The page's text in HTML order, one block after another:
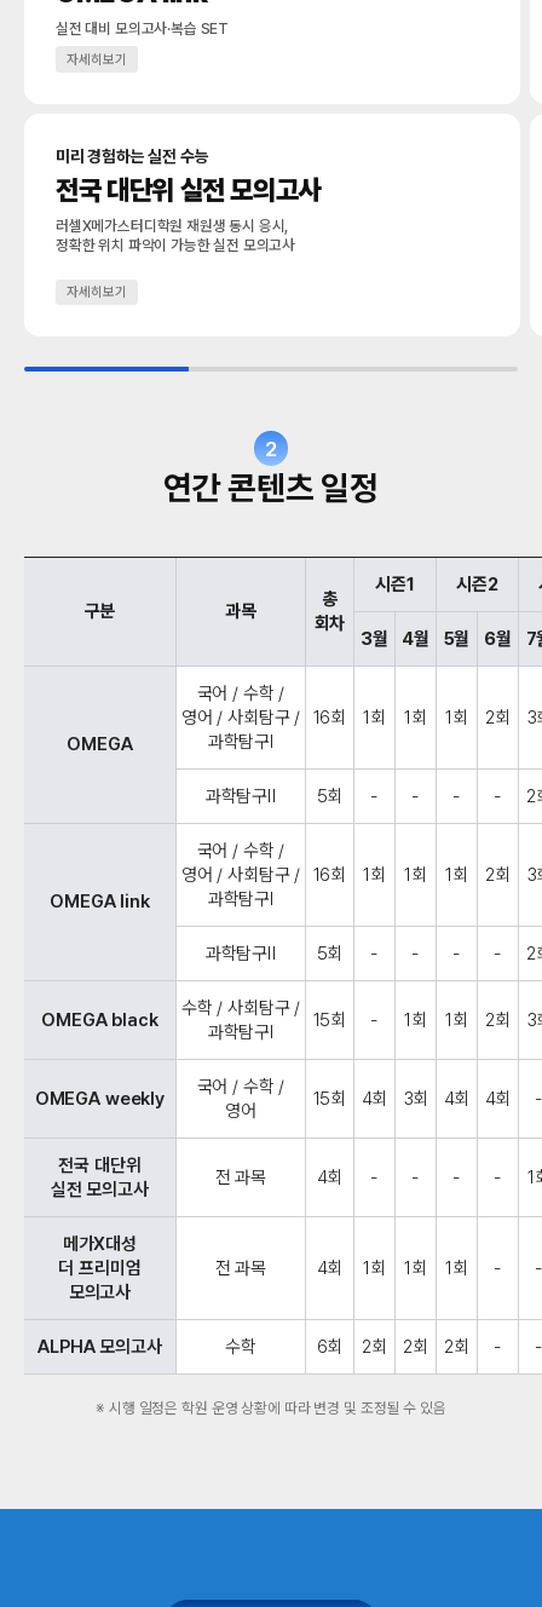
실전 대비 모의고사·복습 SET
자세히보기
미리 경험하는 실전 수능
전국 대단위 실전 모의고사
러셀X메가스터디학원 재원생 동시 응시,
정확한 위치 파악이 가능한 실전 모의고사
자세히보기
2
연간 콘텐츠 일정
구분 과목
총
회차
시즌1 시즌2
3월 4월 5월 6월 7
OMEGA
국어 / 수학 /
영어 / 사회탐구 /
과학탐구Ⅰ
16회 1회 1회 1회 2회 3
과학탐구Ⅱ 5회 - - - - 2
OMEGA link
국어 / 수학 /
영어 / 사회탐구 /
과학탐구Ⅰ
16회 1회 1회 1회 2회 3
과학탐구Ⅱ 5회 - - - - 2
OMEGA black
수학 / 사회탐구 /
과학탐구Ⅰ
15회 - 1회 1회 2회 3
OMEGA weekly
국어 / 수학 /
영어
15회 4회 3회 4회 4회 -
전국 대단위
실전 모의고사
전 과목 4회 - - - - 1
메가X대성
더 프리미엄
모의고사
전 과목 4회 1회 1회 1회 - -
ALPHA 모의고사 수학 6회 2회 2회 2회 - -
※ 시행 일정은 학원 운영 상황에 따라 변경 및 조정될 수 있음